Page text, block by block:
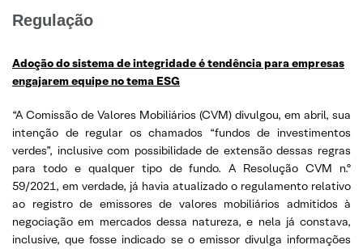
Regulação
Adoção do sistema de integridade é tendência para empresas
engajarem equipe no tema ESG
“A Comissão de Valores Mobiliários (CVM) divulgou, em abril, sua
intenção de regular os chamados “fundos de investimentos
verdes”, inclusive com possibilidade de extensão dessas regras
para todo e qualquer tipo de fundo. A Resolução CVM n.º
59/2021, em verdade, já havia atualizado o regulamento relativo
ao registro de emissores de valores mobiliários admitidos à
negociação em mercados dessa natureza, e nela já constava,
inclusive, que fosse indicado se o emissor divulga informações